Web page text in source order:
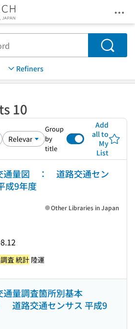
Search
Refiners
10
Group
by
title
Add
all to
My
List
通量図 ： 道路交通セン
成9年度
Other Libraries in Japan
査 統計陸運
通量調査箇所別基本
路交通センサス 平成9